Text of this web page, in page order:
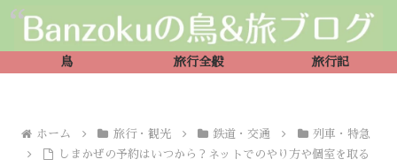
鳥 旅行全般 旅行記
ホーム 旅行・観光 鉄道・交通
列車・特急
しまかぜの予約はいつから？ネットでのやり方や個室を取る